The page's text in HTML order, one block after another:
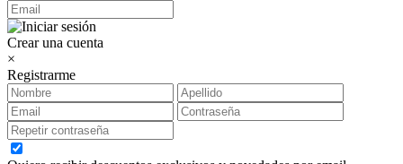
Crear una cuenta
×
Registrarme